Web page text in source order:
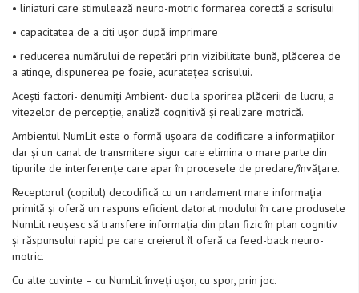
• liniaturi care stimulează neuro-motric formarea corectă a scrisului
• capacitatea de a citi ușor după imprimare
• reducerea numărului de repetări prin vizibilitate bună, plăcerea de
a atinge, dispunerea pe foaie, acuratețea scrisului.
Acești factori- denumiți Ambient- duc la sporirea plăcerii de lucru, a
vitezelor de percepție, analiză cognitivă și realizare motrică.
Ambientul NumLit este o formă ușoara de codificare a informațiilor
dar și un canal de transmitere sigur care elimina o mare parte din
tipurile de interferențe care apar în procesele de predare/învățare.
Receptorul (copilul) decodifică cu un randament mare informația
primită și oferă un raspuns eficient datorat modului în care produsele
NumLit reușesc să transfere informația din plan fizic în plan cognitiv
și răspunsului rapid pe care creierul îl oferă ca feed-back neuro-
motric.
Cu alte cuvinte – cu NumLit înveți ușor, cu spor, prin joc.